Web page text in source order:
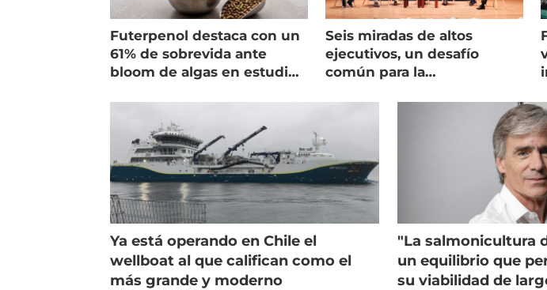
Futerpenol destaca con un
61% de sobrevida ante
bloom de algas en estudio
Seis miradas de altos
ejecutivos, un desafío
común para la
Ya está operando en Chile el
wellboat al que califican como el
más grande y moderno
"La salmonicultura
un equilibrio que
su viabilidad de